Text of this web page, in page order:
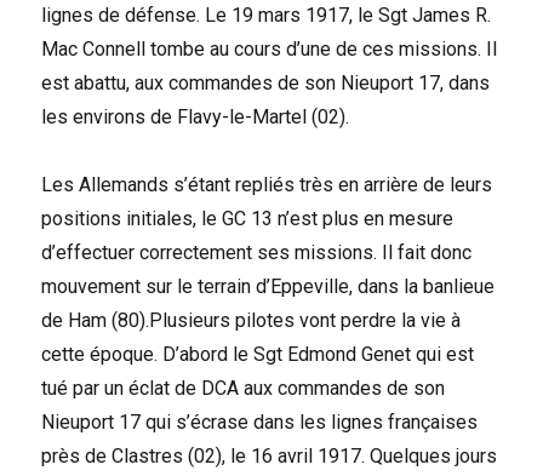
lignes de défense. Le 19 mars 1917, le Sgt James R.
Mac Connell tombe au cours d’une de ces missions. Il
est abattu, aux commandes de son Nieuport 17, dans
les environs de Flavy-le-Martel (02).
Les Allemands s’étant repliés très en arrière de leurs
positions initiales, le GC 13 n’est plus en mesure
d’effectuer correctement ses missions. Il fait donc
mouvement sur le terrain d’Eppeville, dans la banlieue
de Ham (80).Plusieurs pilotes vont perdre la vie à
cette époque. D’abord le Sgt Edmond Genet qui est
tué par un éclat de DCA aux commandes de son
Nieuport 17 qui s’écrase dans les lignes françaises
près de Clastres (02), le 16 avril 1917. Quelques jours